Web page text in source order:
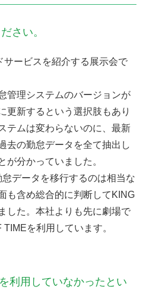
さい。
サービスを紹介する展示会で
管理システムのバージョンが
更新するという選択肢もあり
テムは変わらないのに、最新
去の勤怠データを全て抽出し
が分かっていました。
データを移行するのは相当な
も含め総合的に判断してKING
した。本社よりも先に劇場で
を利用しています。
利用していなかったとい